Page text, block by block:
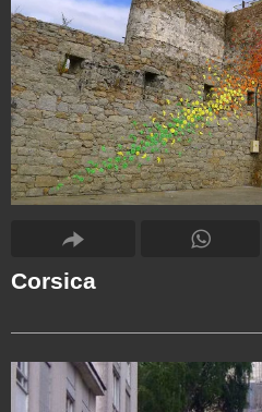
Corsica